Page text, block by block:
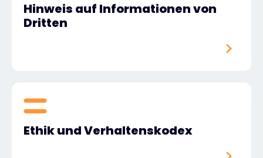
Hinweis auf Informationen von
Dritten
Ethik und Verhaltenskodex